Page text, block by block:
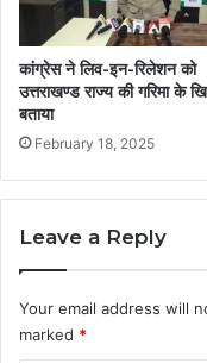
कांग्रेस ने लिव-इन-रिलेशन को
उत्तराखण्ड राज्य की गरिमा के
बताया
February 18, 2025
Leave a Reply
Your email address will
marked *